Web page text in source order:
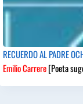
RECUERDO AL PADRE
Emilio Carrere[Poeta